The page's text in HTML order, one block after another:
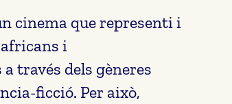
cinema que representi i
i
través dels gèneres
ficció. Per això,